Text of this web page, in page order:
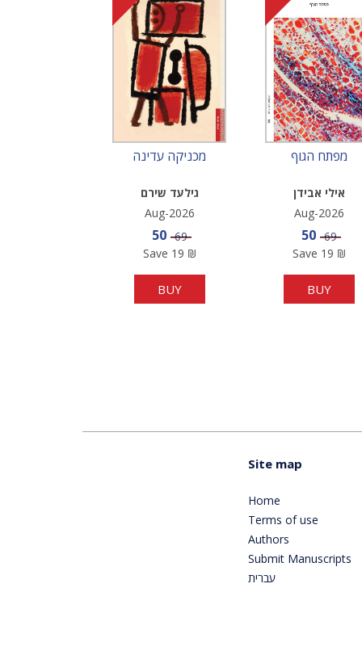
מכניקה עדינה
גילעד שירם
Aug-2026
Sale price
50 Price
69
Save 19 ₪
BUY
מפתח הגוף
אילי אבידן
Aug-2026
Sale price
50 Price
69
Save 19 ₪
BUY
Site map
Home
Terms of use
Authors
Submit Manuscripts
עברית